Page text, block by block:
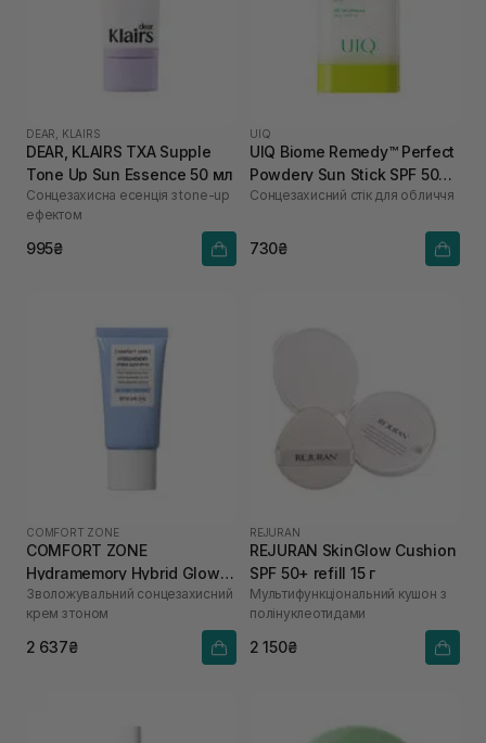
DEAR, KLAIRS
DEAR, KLAIRS TXA Supple
Tone Up Sun Essence 50 мл
Сонцезахисна есенція з tone-up
ефектом
995₴
UIQ
UIQ Biome Remedy™ Perfect
Powdery Sun Stick SPF 50+
PA++++ 18 г
Сонцезахисний стік для обличчя
730₴
COMFORT ZONE
COMFORT ZONE
Hydramemory Hybrid Glow
SPF30 40 мл
Зволожувальний сонцезахисний
крем з тоном
2 637₴
REJURAN
REJURAN SkinGlow Cushion
SPF 50+ refill 15 г
Мультифункціональний кушон з
полінуклеотидами
2 150₴